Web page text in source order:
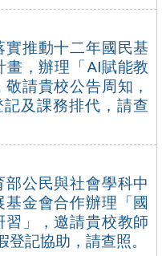
推動十二年國民基
，辦理「AI賦能教
請貴校公告周知，
及課務排代，請查
公民與社會學科中
金會合作辦理「國
」，邀請貴校教師
記協助，請查照。